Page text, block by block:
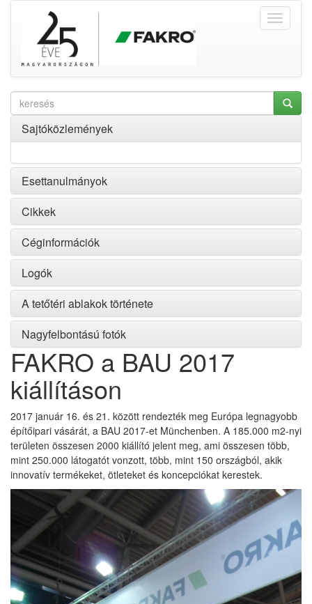
Sajtóközlemények
Esettanulmányok
Cikkek
Céginformációk
Logók
A tetőtéri ablakok története
Nagyfelbontású fotók
FAKRO a BAU 2017
kiállításon
2017 január 16. és 21. között rendezték meg Európa legnagyobb
építőipari vásárát, a BAU 2017-et Münchenben. A 185.000 m2-nyi
területen összesen 2000 kiállító jelent meg, ami összesen több,
mint 250.000 látogatót vonzott, több, mint 150 országból, akik
innovatív termékeket, ötleteket és koncepciókat kerestek.